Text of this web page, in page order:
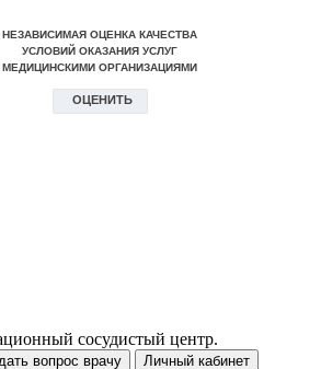
сосудистый центр.
вопрос врачу
Личный кабинет